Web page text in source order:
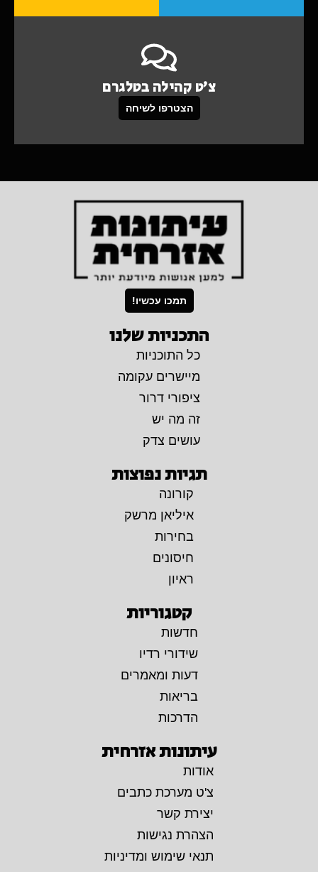
צ'ט קהילה בטלגרם
הצטרפו לשיחה
תמכו עכשיו!
התכניות שלנו
כל התוכניות
מיישרים עקומה
ציפורי דרור
זה מה יש
עושים צדק
תגיות נפוצות
קורונה
איליאן מרשק
בחירות
חיסונים
ראיון
קטגוריות
חדשות
שידורי רדיו
דעות ומאמרים
בריאות
הדרכות
עיתונות אזרחית
אודות
צ'ט מערכת כתבים
יצירת קשר
הצהרת נגישות
תנאי שימוש ומדיניות